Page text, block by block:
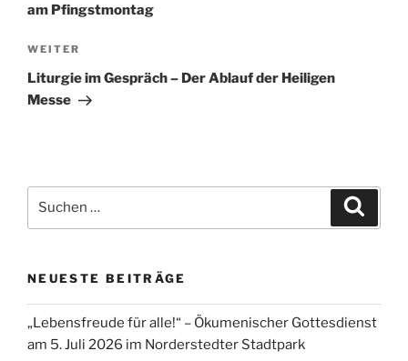
am Pfingstmontag
Nächster
Beitrag
WEITER
Liturgie im Gespräch – Der Ablauf der Heiligen
Messe
nach:
NEUESTE BEITRÄGE
„Lebensfreude für alle!“ – Ökumenischer Gottesdienst
am 5. Juli 2026 im Norderstedter Stadtpark